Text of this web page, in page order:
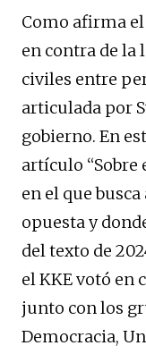
Como afirma el
en contra de la
civiles entre
articulada por
gobierno. En
artículo “Sobre
en el que
opuesta y
del texto de
el KKE votó en
junto con los
Democracia,